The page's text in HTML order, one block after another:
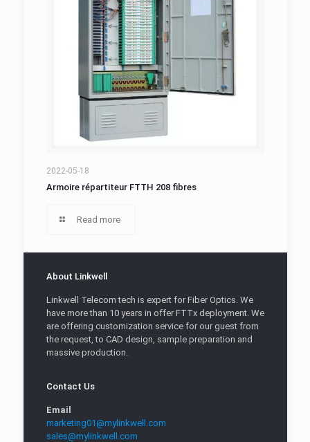
Armoire répartiteur FTTH 208 fibres
2022-05-18
Armoire répartiteur FTTH 208 fibres
Read more
About Linkwell
Linkwell Telecom tech is expert for Fiber Optics. We
have more than 10 years in offer FTTx deployment. We
are offering customization service for our guest from
the request, to CAD design, sample preparation and
massive production.
Contact Us
Email
marketing01@mylinkwell.com
sales@mylinkwell.com